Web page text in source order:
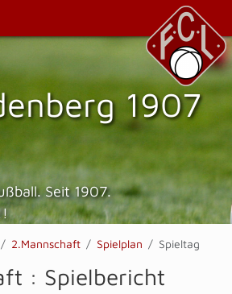
1907
Seit 1907.
2.Mannschaft Spielplan Spieltag
: Spielbericht